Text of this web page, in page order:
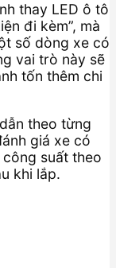
thay LED ô tô
đi kèm”, mà
số dòng xe có
vai trò này sẽ
tốn thêm chi
theo từng
giá xe có
suất theo
khi lắp.